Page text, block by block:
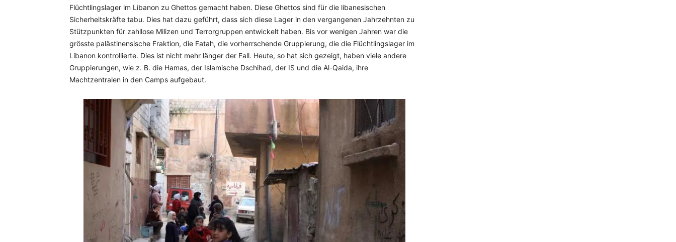
Flüchtlingslager im Libanon zu Ghettos gemacht haben. Diese Ghettos sind für die libanesischen
Sicherheitskräfte tabu. Dies hat dazu geführt, dass sich diese Lager in den vergangenen Jahrzehnten zu
Stützpunkten für zahllose Milizen und Terrorgruppen entwickelt haben. Bis vor wenigen Jahren war die
grösste palästinensische Fraktion, die Fatah, die vorherrschende Gruppierung, die die Flüchtlingslager im
Libanon kontrollierte. Dies ist nicht mehr länger der Fall. Heute, so hat sich gezeigt, haben viele andere
Gruppierungen, wie z. B. die Hamas, der Islamische Dschihad, der IS und die Al-Qaida, ihre
Machtzentralen in den Camps aufgebaut.